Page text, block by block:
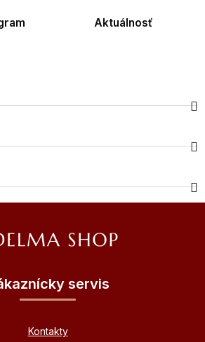
Aktuálnosť
servis
Kontakty